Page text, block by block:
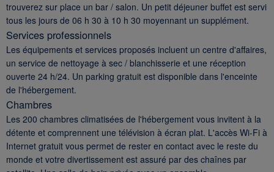
trouverez sur place un bar / salon. Un petit déjeuner buffet est servi
tous les jours de 06 h 30 à 10 h 30 moyennant un supplément.
Services professionnels
Les équipements et services proposés incluent un centre d'affaires,
un service de nettoyage à sec / blanchisserie et une réception
ouverte 24 h/24. Un parking gratuit est disponible dans l'enceinte
de l'hébergement.
Chambres
Les 200 chambres climatisées de l'hébergement vous invitent à la
détente et comprennent une télévision à écran plat. L'accès Wi-Fi à
Internet gratuit vous permet de rester en contact avec le reste du
monde et votre divertissement est assuré par des chaînes par